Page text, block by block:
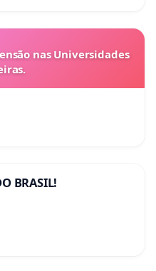
nas Universidades
BRASIL!